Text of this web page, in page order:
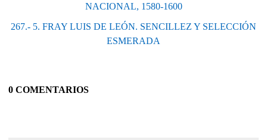
NACIONAL, 1580-1600
267.- 5. FRAY LUIS DE LEÓN. SENCILLEZ Y SELECCIÓN
ESMERADA
0 COMENTARIOS